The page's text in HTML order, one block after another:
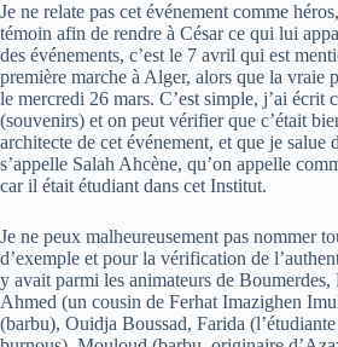
Je ne relate pas cet événement comme
témoin afin de rendre à César ce qui lui
des événements, c’est le 7 avril qui est
première marche à Alger, alors que la vraie
le mercredi 26 mars. C’est simple, j’ai écrit
(souvenirs) et on peut vérifier que c’était
architecte de cet événement, et que je salue
s’appelle Salah Ahcène, qu’on appelle
car il était étudiant dans cet Institut.
Je ne peux malheureusement pas nommer
d’exemple et pour la vérification de
y avait parmi les animateurs de
Ahmed (un cousin de Ferhat Imazighen
(barbu), Ouidja Boussad, Farida